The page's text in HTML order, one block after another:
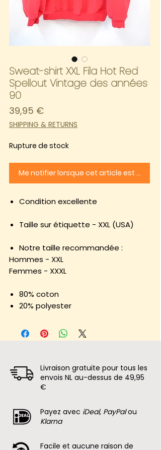
Sweat-shirt XXL Fila Hot Red
Spellout Vintage des années
90
39,95 €Prix
SHIPPING & RETURNS
Rupture de stock
Me notifier lorsque cet article est
Condition excellente
Taille sur étiquette - XXL (USA)
Notre taille recommandée :
Hommes - XXL
Femmes - XXXL
80% coton
20% polyester
Livraison gratuite pour tous les
envois NL au-dessus de 49,95
€
Payez avec iDeal, PayPalou
Klarna
Facile et aucune raison de